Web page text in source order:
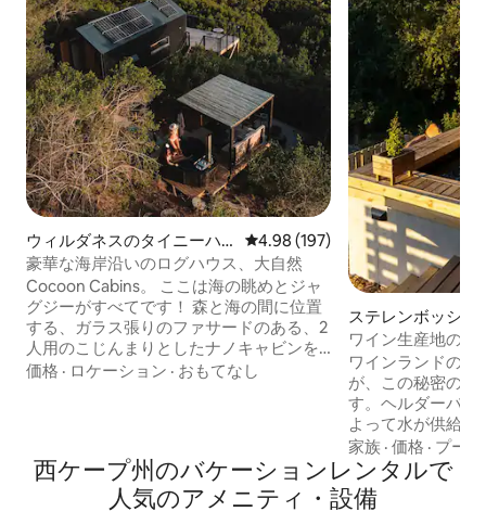
ウィルダネスのタイニーハ
ウス
レビュー197件、5つ星中4.98つ
4.98 (197)
豪華な海岸沿いのログハウス、大自然
Cocoon Cabins。 ここは海の眺めとジャ
グジーがすべてです！ 森と海の間に位置
する、ガラス張りのファサードのある、2
人用のこじんまりとしたナノキャビンを
お楽しみください。クイーンベッド、コ
屋外エリアが複数あります。屋外シャワ
ーから人目につかない焚き火台まで、魔
法のような演出がたくさんあります。 ベ
価格 · ロケーション · おもてなし
ステレンボッシュ
テイ
ワイン生産地の中
です。
ワインランドの中
が、この秘密の宝
す。ヘルダーバー
よって水が供給さ
薪で給湯する浴槽
家的な宿泊先です
Valley、Avontuur
家族 ·価格 · プール
西ケープ州のバケーションレンタルで
人気のアメニティ・設備